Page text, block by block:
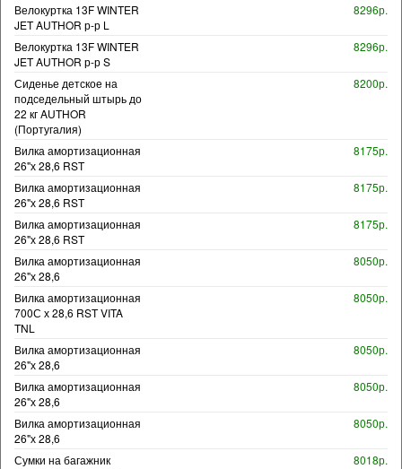
Велокуртка 13F WINTER
JET AUTHOR р-р L
8296р.
Велокуртка 13F WINTER
JET AUTHOR р-р S
8296р.
Сиденье детское на
подседельный штырь до
22 кг AUTHOR
(Португалия)
8200р.
Вилка амортизационная
26"х 28,6 RST
8175р.
Вилка амортизационная
26"х 28,6 RST
8175р.
Вилка амортизационная
26"х 28,6 RST
8175р.
Вилка амортизационная
26"х 28,6
8050р.
Вилка амортизационная
700С х 28,6 RST VITA
TNL
8050р.
Вилка амортизационная
26"х 28,6
8050р.
Вилка амортизационная
26"х 28,6
8050р.
Вилка амортизационная
26"х 28,6
8050р.
Сумки на багажник
8018р.